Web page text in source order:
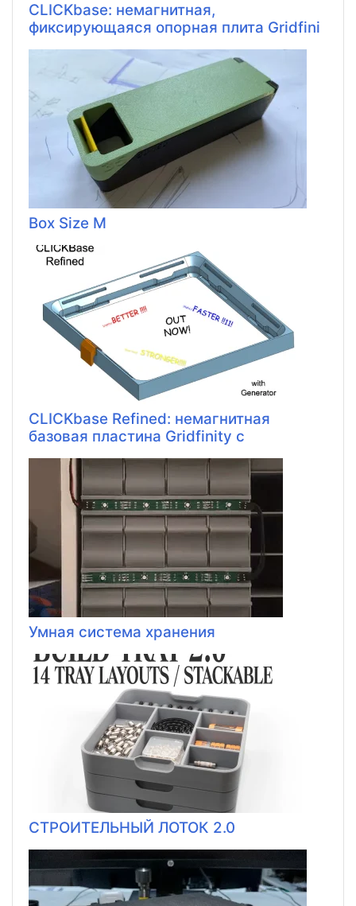
CLICKbase: немагнитная,
фиксирующаяся опорная плита Gridfini
Box Size M
CLICKbase Refined: немагнитная
базовая пластина Gridfinity с
Умная система хранения
СТРОИТЕЛЬНЫЙ ЛОТОК 2.0